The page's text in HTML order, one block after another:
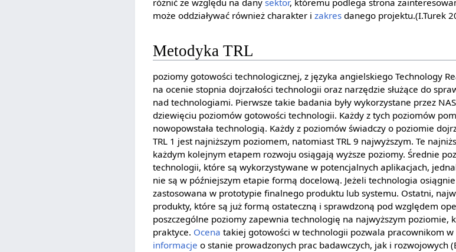
różnić ze względu na danysektor, któremu podlega strona
może oddziaływać również charakter izakres danego projektu.(I.Turek
Metodyka TRL
poziomy gotowości technologicznej, z języka angielskiego Technology
na ocenie stopnia dojrzałości technologii oraz narzędzie służące do
nad technologiami. Pierwsze takie badania były wykorzystane przez
dziewięciu poziomów gotowości technologii. Każdy z tych poziomów
nowopowstała technologią. Każdy z poziomów świadczy o poziomie
TRL 1 jest najniższym poziomem, natomiast TRL 9 najwyższym. Te
każdym kolejnym etapem rozwoju osiągają wyższe poziomy. Średnie
technologii, które są wykorzystywane w potencjalnych aplikacjach,
nie są w późniejszym etapie formą docelową. Jeżeli technologia
zastosowana w prototypie finalnego produktu lub systemu. Ostatni,
produkty, które są już formą ostateczną i sprawdzoną pod względem
poszczególne poziomy zapewnia technologię na najwyższym poziomie,
praktyce. Ocena takiej gotowości w technologii pozwala pracownikom
informacje o stanie prowadzonych prac badawczych, jak i rozwojowych